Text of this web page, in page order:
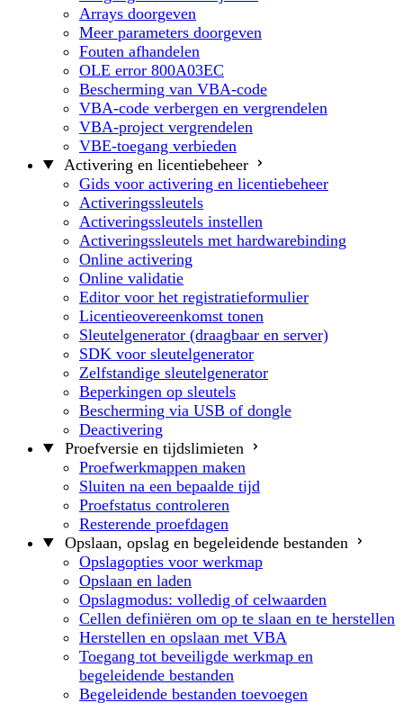
Arrays doorgeven
Meer parameters doorgeven
Fouten afhandelen
OLE error 800A03EC
Bescherming van VBA-code
VBA-code verbergen en vergrendelen
VBA-project vergrendelen
VBE-toegang verbieden
Activering en licentiebeheer
Gids voor activering en licentiebeheer
Activeringssleutels
Activeringssleutels instellen
Activeringssleutels met hardwarebinding
Online activering
Online validatie
Editor voor het registratieformulier
Licentieovereenkomst tonen
Sleutelgenerator (draagbaar en server)
SDK voor sleutelgenerator
Zelfstandige sleutelgenerator
Beperkingen op sleutels
Bescherming via USB of dongle
Deactivering
Proefversie en tijdslimieten
Proefwerkmappen maken
Sluiten na een bepaalde tijd
Proefstatus controleren
Resterende proefdagen
Opslaan, opslag en begeleidende bestanden
Opslagopties voor werkmap
Opslaan en laden
Opslagmodus: volledig of celwaarden
Cellen definiëren om op te slaan en te herstellen
Herstellen en opslaan met VBA
Toegang tot beveiligde werkmap en
begeleidende bestanden
Begeleidende bestanden toevoegen